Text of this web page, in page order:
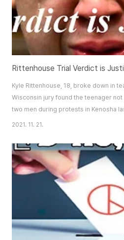
Rittenhouse Trial Verdict is
Kyle Rittenhouse, 18, broke down in
Wisconsin jury found the teenager
two men during protests in Kenosha
women and five men deliberated for
29-year-old black man, gets shot 4
leaving him partially paralyze..
2021. 11. 21.